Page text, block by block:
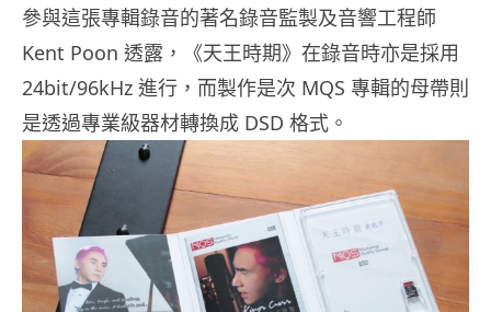
參與這張專輯錄音的著名錄音監製及音響工程師
Kent Poon 透露，《天王時期》在錄音時亦是採用
24bit/96kHz 進行，而製作是次 MQS 專輯的母帶則
是透過專業級器材轉換成 DSD 格式。